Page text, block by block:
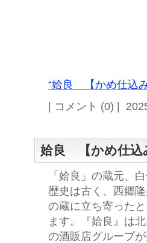
“姶良 【かめ仕込
| コメント (0) |
姶良 【かめ仕込
「姶良」の蔵元、
歴史は古く、西郷
の蔵に立ち寄った
ます。『姶良』は
の酒販店グループ